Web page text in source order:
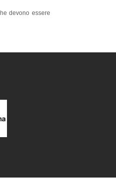
devono essere